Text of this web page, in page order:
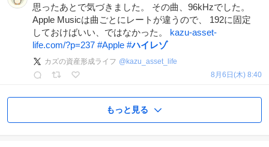
思ったあとで気づきました。 その曲、96kHzでした。
Apple Musicは曲ごとにレートが違うので、 192に固定
しておけばいい、ではなかった。 kazu-asset-
life.com/?p=237 #Apple #ハイレゾ
カズの資産形成ライフ @ kazu_asset_life
8月6日(木) 8:40
もっと見る